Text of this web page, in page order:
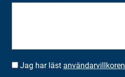
SUOSTUMUS *
Jag har läst användarvillkoren